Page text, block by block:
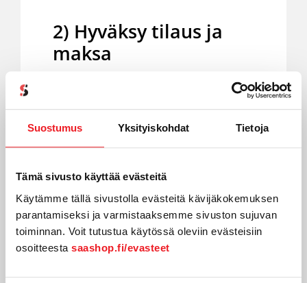
Suostumus Yksityiskohdat Tietoja
Tämä sivusto käyttää evästeitä
Käytämme tällä sivustolla evästeitä kävijäkokemuksen
parantamiseksi ja varmistaaksemme sivuston sujuvan
toiminnan. Voit tutustua käytössä oleviin evästeisiin
osoitteesta saashop.fi/evasteet
2) Hyväksy tilaus ja
maksa
hyväksy tilaus. Tämän jälkeen valitse
sinulle sopiva maksutapa.
ensimmäinen sopimuskausi.
Suositus:Maksa ensimmäinen tilaus
suomalaisen pankin verkkomaksulla
tai luottokortilla – saat palvelut
nopeasti käyttöön.